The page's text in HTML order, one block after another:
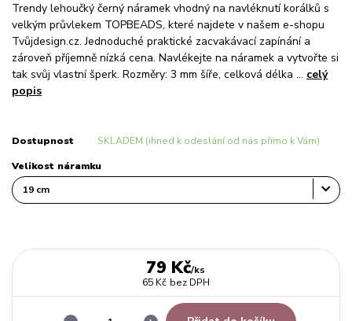
Trendy lehoučký černý náramek vhodný na navléknutí korálků s
velkým průvlekem TOPBEADS, které najdete v našem e-shopu
Tvůjdesign.cz. Jednoduché praktické zacvakávací zapínání a
zároveň příjemně nízká cena. Navlékejte na náramek a vytvořte si
tak svůj vlastní šperk. Rozměry: 3 mm šíře, celková délka ... celý
popis
Dostupnost SKLADEM (ihned k odeslání od nás přímo k Vám)
Velikost náramku
79 Kč/ks
65 Kč bez DPH